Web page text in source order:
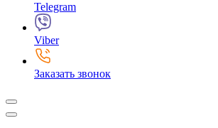
Telegram
Viber
Заказать звонок